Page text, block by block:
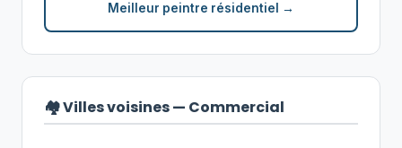
Meilleur peintre résidentiel →
🏘️ Villes voisines — Commercial